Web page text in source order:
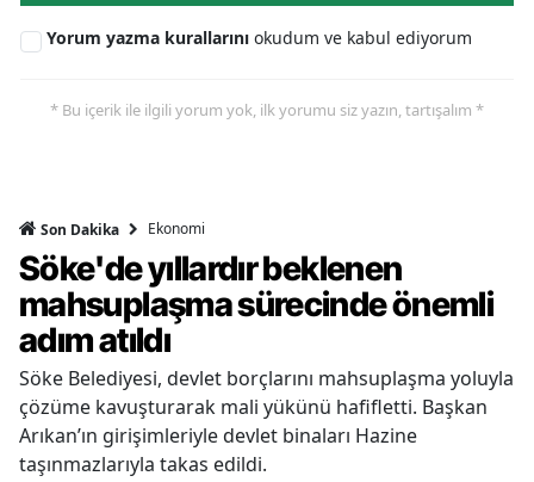
Yorum yazma kurallarını okudum ve kabul ediyorum
* Bu içerik ile ilgili yorum yok, ilk yorumu siz yazın, tartışalım *
Son Dakika Ekonomi
Söke'de yıllardır beklenen
mahsuplaşma sürecinde önemli
adım atıldı
Söke Belediyesi, devlet borçlarını mahsuplaşma yoluyla
çözüme kavuşturarak mali yükünü hafifletti. Başkan
Arıkan’ın girişimleriyle devlet binaları Hazine
taşınmazlarıyla takas edildi.